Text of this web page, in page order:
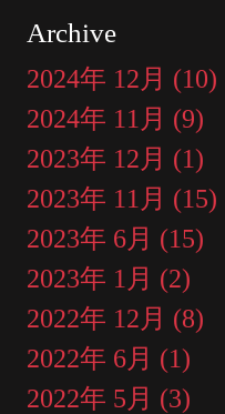
Archive
2024年 12月 (10)
2024年 11月 (9)
2023年 12月 (1)
2023年 11月 (15)
2023年 6月 (15)
2023年 1月 (2)
2022年 12月 (8)
2022年 6月 (1)
2022年 5月 (3)